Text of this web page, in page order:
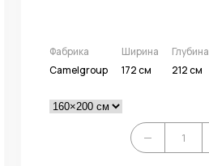
Фабрика
Camelgroup
Ширина
172 см
Глубина
212 см